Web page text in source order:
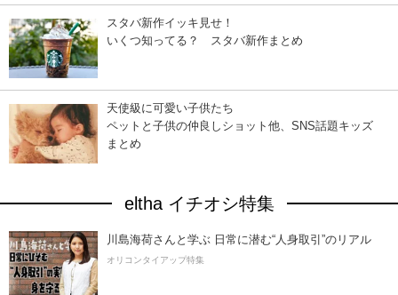
スタバ新作イッキ見せ！
いくつ知ってる？ スタバ新作まとめ
天使級に可愛い子供たち
ペットと子供の仲良しショット他、SNS話題キッズ
まとめ
eltha イチオシ特集
川島海荷さんと学ぶ 日常に潜む“人身取引”のリアル
オリコンタイアップ特集